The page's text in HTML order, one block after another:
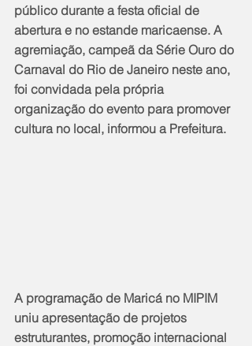
público durante a festa oficial de
abertura e no estande maricaense. A
agremiação, campeã da Série Ouro do
Carnaval do Rio de Janeiro neste ano,
foi convidada pela própria
organização do evento para promover
cultura no local, informou a Prefeitura.
A programação de Maricá no MIPIM
uniu apresentação de projetos
estruturantes, promoção internacional